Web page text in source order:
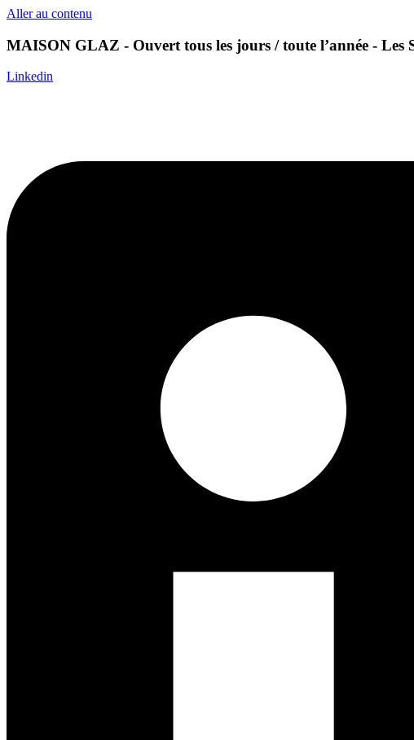
Aller au contenu
MAISON GLAZ - Ouvert tous les jours / toute l’année - Les
Linkedin